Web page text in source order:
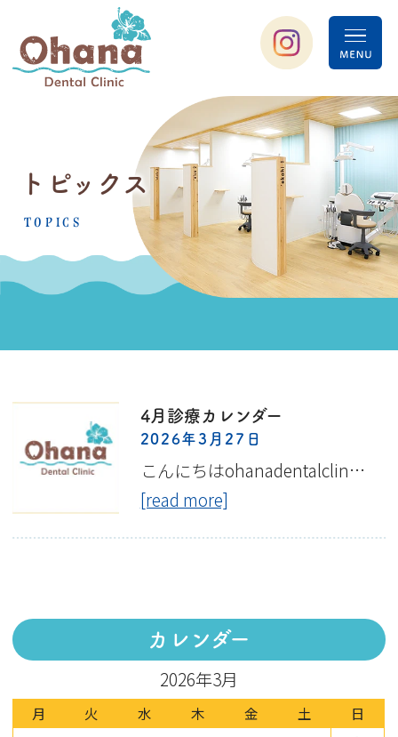
トピックス
TOPICS
4月診療カレンダー
2026年3月27日
こんにちはohanadentalclin…
[read more]
カレンダー
2026年3月
月 火 水 木 金 土 日